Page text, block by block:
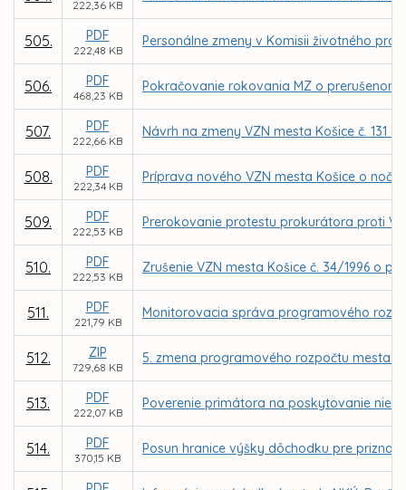
222,36 KB
505. PDF
222,48 KB
Personálne zmeny v Komisii životného
506. PDF
468,23 KB
Pokračovanie rokovania MZ o
507. PDF
222,66 KB
Návrh na zmeny VZN mesta Košice č.
508. PDF
222,34 KB
Príprava nového VZN mesta Košice o
509. PDF
222,53 KB
Prerokovanie protestu prokurátora proti
510. PDF
222,53 KB
Zrušenie VZN mesta Košice č. 34/1996 o
511. PDF
221,79 KB
Monitorovacia správa programového
512. ZIP
729,68 KB
5. zmena programového rozpočtu mesta
513. PDF
222,07 KB
Poverenie primátora na poskytovanie
514. PDF
370,15 KB
Posun hranice výšky dôchodku pre